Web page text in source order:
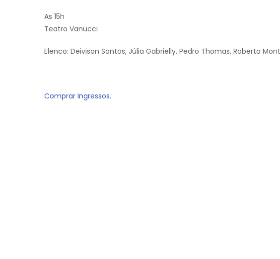
As 15h
Teatro Vanucci
Elenco: Deivison Santos, Júlia Gabrielly, Pedro Thomas, Roberta
Comprar Ingressos.